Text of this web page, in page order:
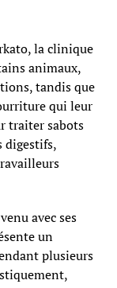
la clinique
animaux,
tandis que
qui leur
traiter sabots
digestifs,
avec ses
un
plusieurs